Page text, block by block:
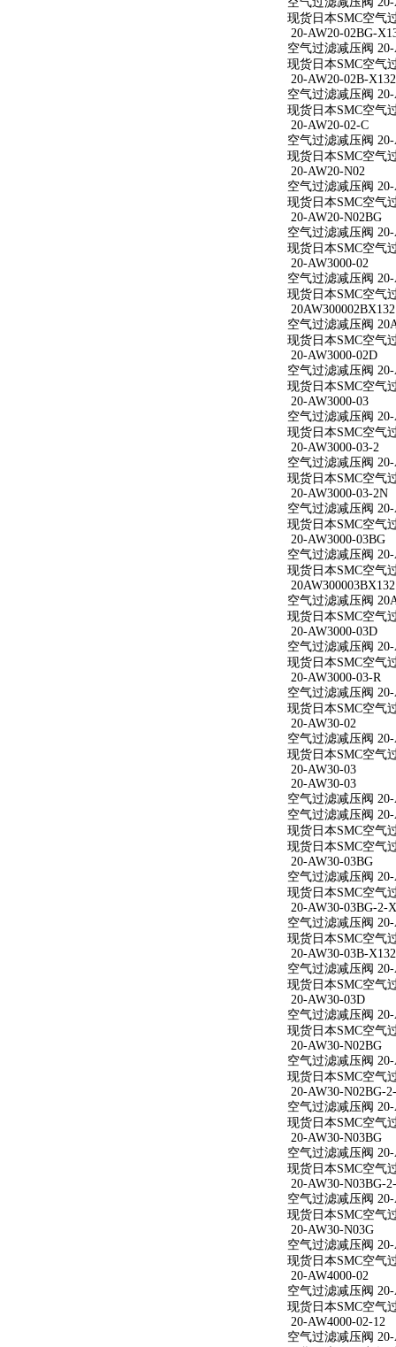
现货日本SMC空气
20-AW20-02BG-
空气过滤减压阀
现货日本SMC空气
20-AW20-02B-X132
空气过滤减压阀
现货日本SMC空气
20-AW20-02-C
空气过滤减压阀 20-
现货日本SMC空气
20-AW20-N02
空气过滤减压阀
现货日本SMC空气
20-AW20-N02BG
空气过滤减压阀
现货日本SMC空气
20-AW3000-02
空气过滤减压阀 20-
现货日本SMC空气
20AW300002BX132
空气过滤减压阀
现货日本SMC空气
20-AW3000-02D
空气过滤减压阀 20-
现货日本SMC空气
20-AW3000-03
空气过滤减压阀 20-
现货日本SMC空气
20-AW3000-03-2
空气过滤减压阀 20-
现货日本SMC空气
20-AW3000-03-2N
空气过滤减压阀
现货日本SMC空气
20-AW3000-03BG
空气过滤减压阀 20-
现货日本SMC空气
20AW300003BX132
空气过滤减压阀
现货日本SMC空气
20-AW3000-03D
空气过滤减压阀 20-
现货日本SMC空气
20-AW3000-03-R
空气过滤减压阀 20-
现货日本SMC空气
20-AW30-02
空气过滤减压阀 20-
现货日本SMC空气
20-AW30-03
20-AW30-03
空气过滤减压阀 20-
空气过滤减压阀 20-
现货日本SMC空气
现货日本SMC空气
20-AW30-03BG
空气过滤减压阀 20-
现货日本SMC空气
20-AW30-03BG-2-
空气过滤减压阀
现货日本SMC空气
20-AW30-03B-X132
空气过滤减压阀
现货日本SMC空气
20-AW30-03D
空气过滤减压阀
现货日本SMC空气
20-AW30-N02BG
空气过滤减压阀
现货日本SMC空气
20-AW30-N02BG-
空气过滤减压阀
现货日本SMC空气
20-AW30-N03BG
空气过滤减压阀
现货日本SMC空气
20-AW30-N03BG-
空气过滤减压阀
现货日本SMC空气
20-AW30-N03G
空气过滤减压阀
现货日本SMC空气
20-AW4000-02
空气过滤减压阀 20-
现货日本SMC空气
20-AW4000-02-12
空气过滤减压阀 20-